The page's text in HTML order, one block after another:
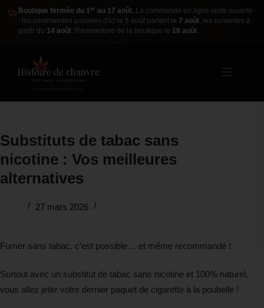
Boutique fermée du 1er au 17 août. La commande en ligne reste ouverte
: les commandes passées d'ici le 6 août partent le 7 août, les suivantes à
partir du 14 août. Réouverture de la boutique le 18 août.
Substituts de tabac sans
nicotine : Vos meilleures
alternatives
27 mars 2026
Fumer sans tabac, c’est possible… et même recommandé !
Surtout avec un substitut de tabac sans nicotine et 100% naturel,
vous allez jeter votre dernier paquet de cigarette à la poubelle !